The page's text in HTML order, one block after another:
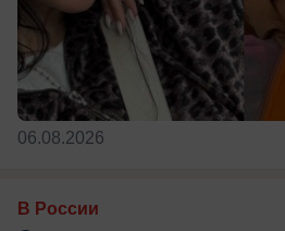
06.08.2026
В России